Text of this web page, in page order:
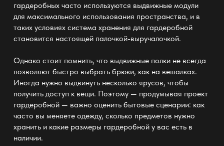
гардеробных часто используются выдвижные модули
для максимального использования пространства, и в
таких условиях система хранения для гардеробной
становится настоящей палочкой-выручалочкой.
Однако стоит помнить, что выдвижные полки не всегда
позволяют быстро выбрать брюки, как на вешалках.
Иногда нужно выдвинуть несколько ярусов, чтобы
получить доступ к вещи. Поэтому — продумывая проект
гардеробной— важно оценить бытовые сценарии: как
часто вы меняете одежду, сколько предметов нужно
хранить и какие размеры гардеробной у вас есть в
наличии.